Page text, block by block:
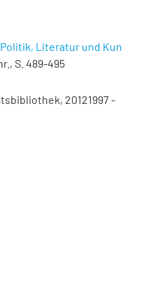
Literatur und Kun
S. 489-495
20121997 -